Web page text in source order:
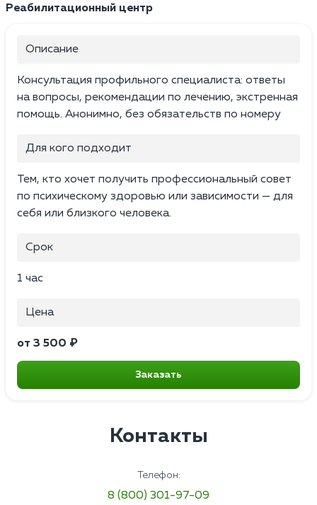
Реабилитационный центр
Описание
Консультация профильного специалиста: ответы
на вопросы, рекомендации по лечению, экстренная
помощь. Анонимно, без обязательств по номеру
Для кого подходит
Тем, кто хочет получить профессиональный совет
по психическому здоровью или зависимости — для
себя или близкого человека.
Срок
1 час
Цена
от 3 500 ₽
Заказать
Контакты
Телефон:
8 (800) 301-97-09